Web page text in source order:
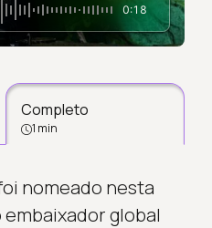
0:18
Completo
1 min
nomeado nesta
global